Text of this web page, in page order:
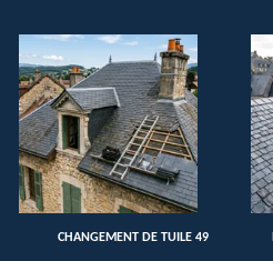
CHANGEMENT DE TUILE 49